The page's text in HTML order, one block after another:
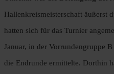
Hallenkreismeisterschaft äußerst
hatten sich für das Turnier
Januar, in der Vorrundengruppe
die Endrunde ermittelte. Dorthin